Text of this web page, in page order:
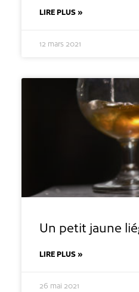
LIRE PLUS »
12 mars 2021
Un petit jaune
LIRE PLUS »
26 mai 2021